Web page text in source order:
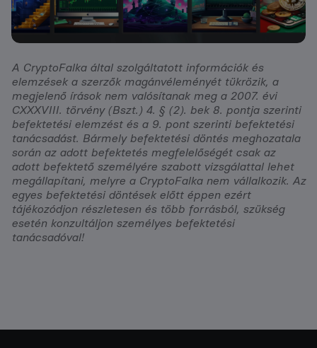
A CryptoFalka által szolgáltatott információk és
elemzések a szerzők magánvéleményét tükrözik, a
megjelenő írások nem valósítanak meg a 2007. évi
CXXXVIII. törvény (Bszt.) 4. § (2). bek 8. pontja szerinti
befektetési elemzést és a 9. pont szerinti befektetési
tanácsadást. Bármely befektetési döntés meghozatala
során az adott befektetés megfelelőségét csak az
adott befektető személyére szabott vizsgálattal lehet
megállapítani, melyre a CryptoFalka nem vállalkozik. Az
egyes befektetési döntések előtt éppen ezért
tájékozódjon részletesen és több forrásból, szükség
esetén konzultáljon személyes befektetési
tanácsadóval!